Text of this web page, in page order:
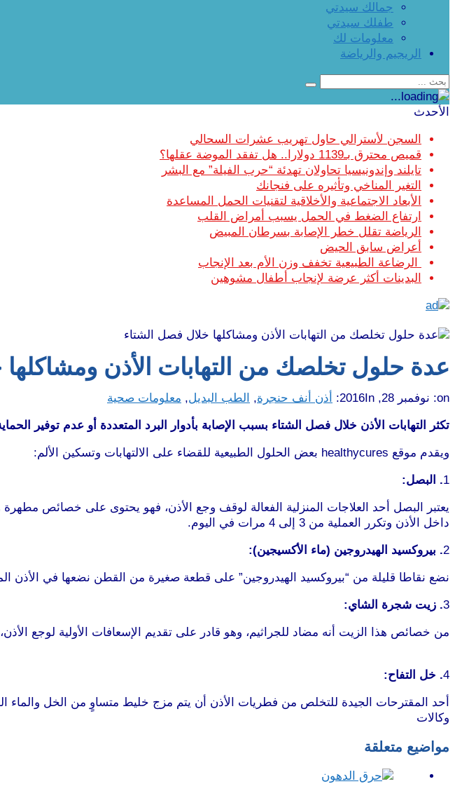
جمالك سيدتي
طفلك سيدتي
معلومات لك
الريجيم والرياضة
الأحدث
السجن لأسترالي حاول تهريب عشرات السحالي
قميص محترق بـ1139 دولارا.. هل تفقد الموضة عقلها؟
تايلند وإندونيسيا تحاولان تهدئة “حرب الفيلة” مع البشر
التغير المناخي وتأثيره على فنجانك
الأبعاد الاجتماعية والأخلاقية لتقنيات الحمل المساعدة
ارتفاع الضغط في الحمل يسبب أمراض القلب
الرياضة تقلل خطر الإصابة بسرطان المبيض
أعراض سابق الحيض
الرضاعة الطبيعية تخفف وزن الأم بعد الإنجاب
البدينات أكثر عرضة لإنجاب أطفال مشوهين
عدة حلول تخلصك من التهابات الأذن
on: نوفمبر 28, 2016 In: أذن أنف حنجرة, الطب البديل, معلومات صحية
تكثر التهابات الأذن خلال فصل الشتاء بسبب الإصابة بأدوار البرد المتعددة أو عدم توفير
ويقدم موقع healthycures بعض الحلول الطبيعية للقضاء على الالتهابات وتسكين الألم:
1. البصل:
يعتبر البصل أحد العلاجات المنزلية الفعالة لوقف وجع الأذن، فهو يحتوى على خصائص
داخل الأذن وتكرر العملية من 3 إلى 4 مرات في اليوم.
2. بيروكسيد الهيدروجين (ماء الأكسيجين):
نضع نقاطا قليلة من “بيروكسيد الهيدروجين” على قطعة صغيرة من القطن نضعها في الأذن
3. زيت شجرة الشاي:
من خصائص هذا الزيت أنه مضاد للجراثيم، وهو قادر على تقديم الإسعافات الأولية لوجع الأذن، ويكون بوضع 3 قطرات من زيت شجرة الشاي الدافئ تترك قليلا
4. خل التفاح:
أحد المقترحات الجيدة للتخلص من فطريات الأذن أن يتم مزج خليط متساوٍ من الخل والماء الدافئ ووضعه لمدة 5 دقائق في الأذن، وإزالته
وكالات
مواضيع متعلقة